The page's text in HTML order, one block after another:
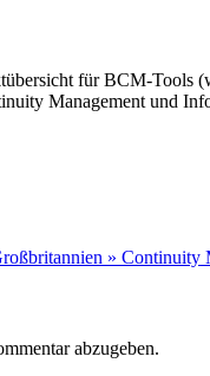
für BCM-Tools
Management und
» Continuity
abzugeben.